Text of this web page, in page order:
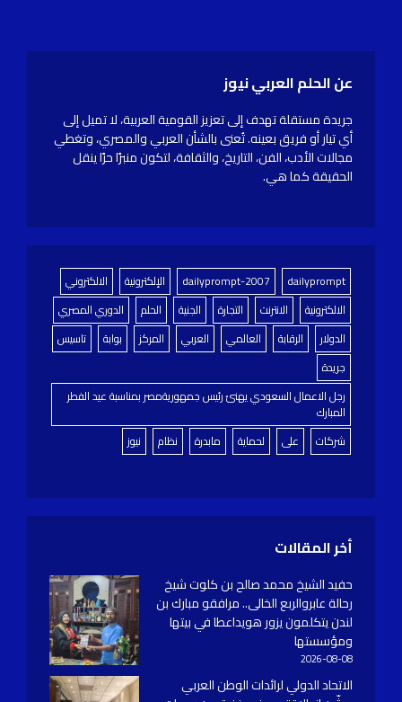
عن الحلم العربي نيوز
جريدة مستقلة تهدف إلى تعزيز القومية العربية، لا تميل إلى
أي تيار أو فريق بعينه. تُعنى بالشأن العربي والمصري، وتغطي
مجالات الأدب، الفن، التاريخ، والثقافة، لتكون منبرًا حرًا ينقل
الحقيقة كما هي.
dailyprompt
dailyprompt-2007 الإلكترونية
الالكتروني
الالكترونية
الانترنت التجارة الجنية الحلم
الدوري المصري
الدولار
الرقابة العالمي العربي المركز بوابة
تاسيس
جريدة
رجل الاعمال السعودي يهنئ رئيس جمهوريةمصر بمناسبة عيد الفطر
المبارك
شركات
على لحماية مابدرة نظام نيوز
أخر المقالات
حفيد الشيخ محمد صالح بن كلوت شيخ
رحالة عابروالربع الخالى.. مرافقو مبارك بن
لندن يتكلمون يزور هويداعطا في بيتها
ومؤسستها
2026-08-08
الاتحاد الدولي لرائدات الوطن العربي